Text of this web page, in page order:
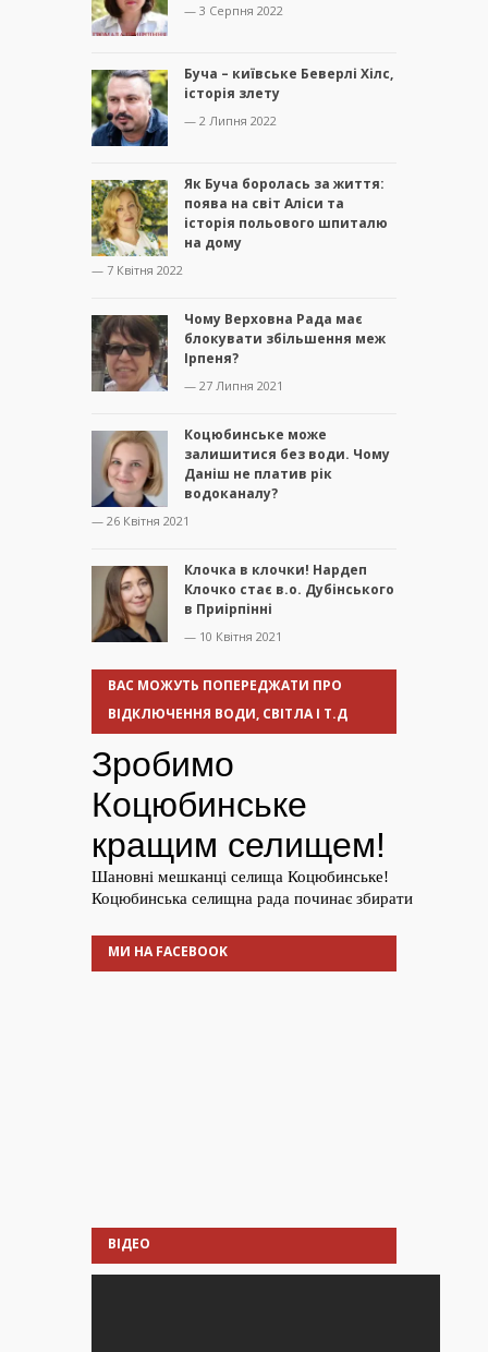
— 3 Серпня 2022
Буча – київське Беверлі Хілс,
історія злету
— 2 Липня 2022
Як Буча боролась за життя:
поява на світ Аліси та
історія польового шпиталю
на дому
— 7 Квітня 2022
Чому Верховна Рада має
блокувати збільшення меж
Ірпеня?
— 27 Липня 2021
Коцюбинське може
залишитися без води. Чому
Даніш не платив рік
водоканалу?
— 26 Квітня 2021
Клочка в клочки! Нардеп
Клочко стає в.о. Дубінського
в Приірпінні
— 10 Квітня 2021
ВАС МОЖУТЬ ПОПЕРЕДЖАТИ ПРО
ВІДКЛЮЧЕННЯ ВОДИ, СВІТЛА І Т.Д
МИ НА FACEBOOK
ВІДЕО